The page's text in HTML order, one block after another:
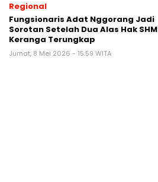
Regional
Fungsionaris Adat Nggorang Jadi
Sorotan Setelah Dua Alas Hak SHM
Keranga Terungkap
Jumat, 8 Mei 2026 - 15:59 WITA